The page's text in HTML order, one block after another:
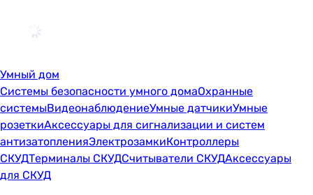
Умный дом
Системы безопасности умного домаОхранные
системыВидеонаблюдениеУмные датчикиУмные
розеткиАксессуары для сигнализации и систем
антизатопленияЭлектрозамкиКонтроллеры
СКУДТерминалы СКУДСчитыватели СКУДАксессуары
для СКУД